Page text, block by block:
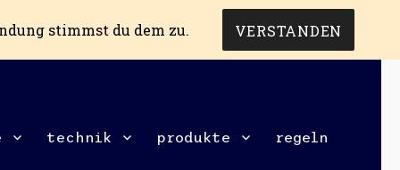
technik produkte regeln
stimmst du dem zu. VERSTANDEN